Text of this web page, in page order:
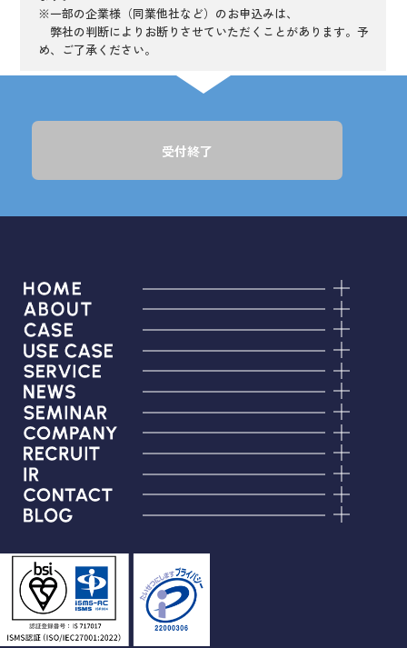
※一部の企業様（同業他社など）のお申込みは、
弊社の判断によりお断りさせていただくことがあります。予
め、ご了承ください。
受付終了